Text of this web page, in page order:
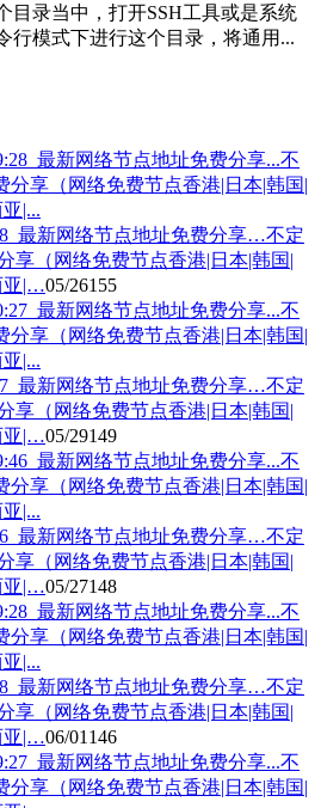
目录当中，打开SSH工具或是系统
行模式下进行这个目录，将通用...
最新网络节点地址免费分享…不定
享（网络免费节点香港|日本|韩国|
亚|…05/26155
最新网络节点地址免费分享…不定
享（网络免费节点香港|日本|韩国|
亚|…05/29149
最新网络节点地址免费分享…不定
享（网络免费节点香港|日本|韩国|
亚|…05/27148
最新网络节点地址免费分享…不定
享（网络免费节点香港|日本|韩国|
亚|…06/01 146